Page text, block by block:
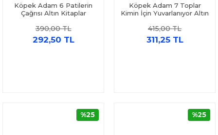
Köpek Adam 6 Patilerin
Çağrısı Altın Kitaplar
390,00 TL
292,50 TL
Köpek Adam 7 Toplar
Kimin İçin Yuvarlanıyor Altın
415,00 TL
311,25 TL
%25 %25